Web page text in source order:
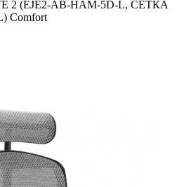
2 (EJE2-AB-HAM-5D-L, СЕТКА
Comfort